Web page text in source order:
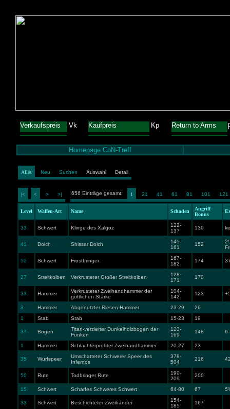
Verkaufspreis Vk Kaufpreis Kp Return to Arms
Homepage CoN-Treff
Alles Neu Suchen Auswahl Detail
|< < > >| 656 Einträge gesamt: 1 21 41 61 81 101 121
Level Waffen-Art Name Schaden
Angriff
Bonus
33 Schwert Klinge des Xalgoz
122-
137
130
41 Dolch Shissar Dolch
145-
161
152
50 Schwert Frostbringer
167-
182
174
27 Streitkolben Verkrusteter Großer Streitkolben
128-
171
170
33 Hammer
Verkrusteter Zweihandhammer der
göttlichen Stärke
104-
142
123
3 Hammer Abgenutzter Riesen-Hammer 23-29
26
1
Stab Stab 15-23 19
37 Bogen
Titan-verzierter Dunkelholzbogen der
Funken
123-
169
148
1 Hammer Schlachterprobter Zweihandhammer 20-27 23
35 Wurfspeer
Umschatteter Schwerer Speer des
Infernos
378-
504
216
50 Rute Todbringer Rute
190-
209
200
15 Schwert Scharfes Schweres Schwert 64-80 67
33 Schwert Beschichteter Zweihänder
154-
185
167